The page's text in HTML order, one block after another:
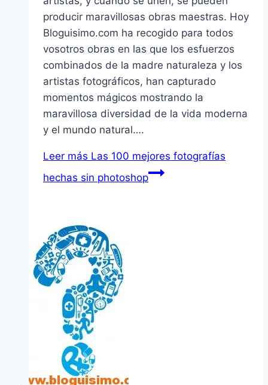
producir maravillosas obras maestras. Hoy
Bloguisimo.com ha recogido para todos
vosotros obras en las que los esfuerzos
combinados de la madre naturaleza y los
artistas fotográficos, han capturado
momentos mágicos mostrando la
maravillosa diversidad de la vida moderna
y el mundo natural….
Leer más Las 100 mejores fotografías
hechas sin photoshop